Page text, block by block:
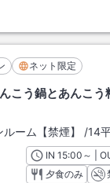
ネット限定
こう鍋とあんこう
ーム【禁煙】 /14
INチェックイ
15:00 ～ |
夕食のみ